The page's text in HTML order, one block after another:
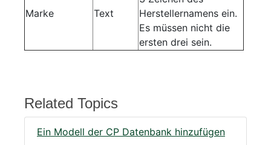
Marke Text
Herstellernamens ein.
Es müssen nicht die
ersten drei sein.
Related Topics
Ein Modell der CP Datenbank hinzufügen